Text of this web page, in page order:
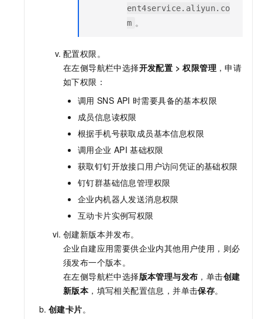
ent4service.aliyun.co
m 。
配置权限。
在左侧导航栏中选择开发配置 >权限管理 ，申请
如下权限：
调用 SNS API 时需要具备的基本权限
成员信息读权限
根据手机号获取成员基本信息权限
调用企业 API 基础权限
获取钉钉开放接口用户访问凭证的基础权限
钉钉群基础信息管理权限
企业内机器人发送消息权限
互动卡片实例写权限
创建新版本并发布。
企业自建应用需要供企业内其他用户使用，则必
须发布一个版本。
在左侧导航栏中选择版本管理与发布 ，单击创建
新版本 ，填写相关配置信息，并单击保存。
创建卡片。